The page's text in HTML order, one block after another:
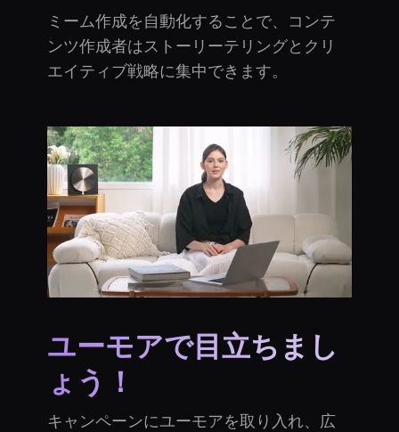
ミーム作成を自動化することで、コンテ
ンツ作成者はストーリーテリングとクリ
エイティブ戦略に集中できます。
ユーモアで目立ちまし
ょう！
キャンペーンにユーモアを取り入れ、広